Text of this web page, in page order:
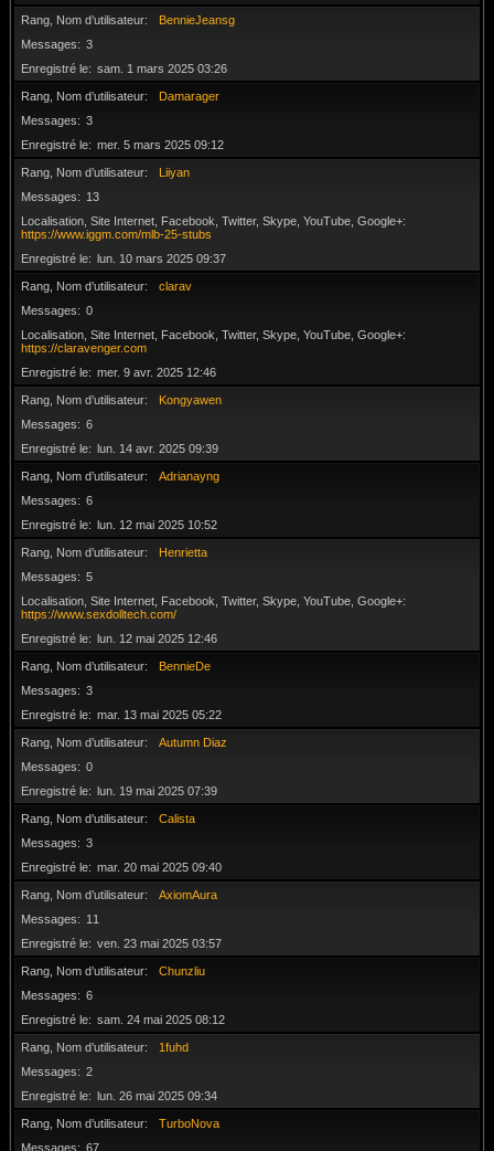
Rang, Nom d’utilisateur
BennieJeansg
Messages
3
Enregistré le
sam. 1 mars 2025 03:26
Rang, Nom d’utilisateur
Damarager
Messages
3
Enregistré le
mer. 5 mars 2025 09:12
Rang, Nom d’utilisateur
Liiyan
Messages
13
Localisation, Site Internet, Facebook, Twitter, Skype, YouTube, Google+
https://www.iggm.com/mlb-25-stubs
Enregistré le
lun. 10 mars 2025 09:37
Rang, Nom d’utilisateur
clarav
Messages
0
Localisation, Site Internet, Facebook, Twitter, Skype, YouTube, Google+
https://claravenger.com
Enregistré le
mer. 9 avr. 2025 12:46
Rang, Nom d’utilisateur
Kongyawen
Messages
6
Enregistré le
lun. 14 avr. 2025 09:39
Rang, Nom d’utilisateur
Adrianayng
Messages
6
Enregistré le
lun. 12 mai 2025 10:52
Rang, Nom d’utilisateur
Henrietta
Messages
5
Localisation, Site Internet, Facebook, Twitter, Skype, YouTube, Google+
https://www.sexdolltech.com/
Enregistré le
lun. 12 mai 2025 12:46
Rang, Nom d’utilisateur
BennieDe
Messages
3
Enregistré le
mar. 13 mai 2025 05:22
Rang, Nom d’utilisateur
Autumn Diaz
Messages
0
Enregistré le
lun. 19 mai 2025 07:39
Rang, Nom d’utilisateur
Calista
Messages
3
Enregistré le
mar. 20 mai 2025 09:40
Rang, Nom d’utilisateur
AxiomAura
Messages
11
Enregistré le
ven. 23 mai 2025 03:57
Rang, Nom d’utilisateur
Chunzliu
Messages
6
Enregistré le
sam. 24 mai 2025 08:12
Rang, Nom d’utilisateur
1fuhd
Messages
2
Enregistré le
lun. 26 mai 2025 09:34
Rang, Nom d’utilisateur
TurboNova
Messages
67